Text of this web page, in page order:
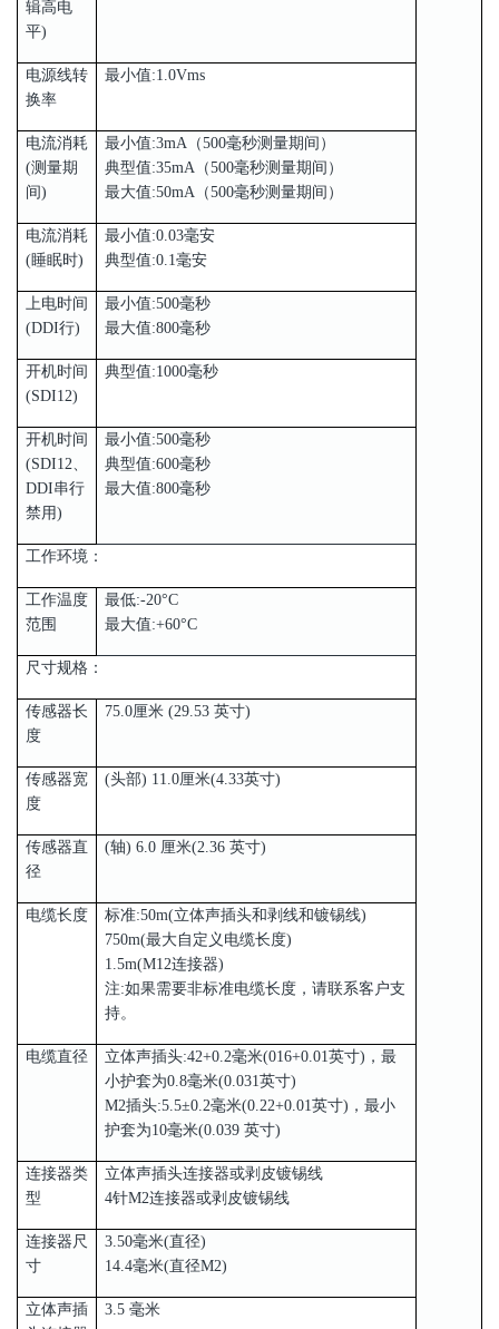
辑高电
平)
电源线转
换率
最小值:1.0Vms
电流消耗
(测量期
间)
最小值:3mA（500毫秒测量期间）
典型值:35mA（500毫秒测量期间）
最大值:50mA（500毫秒测量期间）
电流消耗
(睡眠时)
最小值:0.03毫安
典型值:0.1毫安
上电时间
(DDI行)
最小值:500毫秒
最大值:800毫秒
开机时间
(SDI12)
典型值:1000毫秒
开机时间
(SDI12、
DDI串行
禁用)
最小值:500毫秒
典型值:600毫秒
最大值:800毫秒
工作环境：
工作温度
范围
最低:-20°C
最大值:+60°C
尺寸规格：
传感器长
度
75.0厘米 (29.53 英寸)
传感器宽
度
(头部) 11.0厘米(4.33英寸)
传感器直
径
(轴) 6.0 厘米(2.36 英寸)
电缆长度
标准:50m(立体声插头和剥线和镀锡线)
750m(最大自定义电缆长度)
1.5m(M12连接器)
注:如果需要非标准电缆长度，请联系客户支
持。
电缆直径
立体声插头:42+0.2毫米(016+0.01英寸)，最
小护套为0.8毫米(0.031英寸)
M2插头:5.5±0.2毫米(0.22+0.01英寸)，最小
护套为10毫米(0.039 英寸)
连接器类
型
立体声插头连接器或剥皮镀锡线
4针M2连接器或剥皮镀锡线
连接器尺
寸
3.50毫米(直径)
14.4毫米(直径M2)
立体声插
3.5 毫米